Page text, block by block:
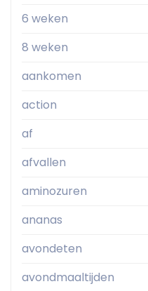
6 weken
8 weken
aankomen
action
af
afvallen
aminozuren
ananas
avondeten
avondmaaltijden